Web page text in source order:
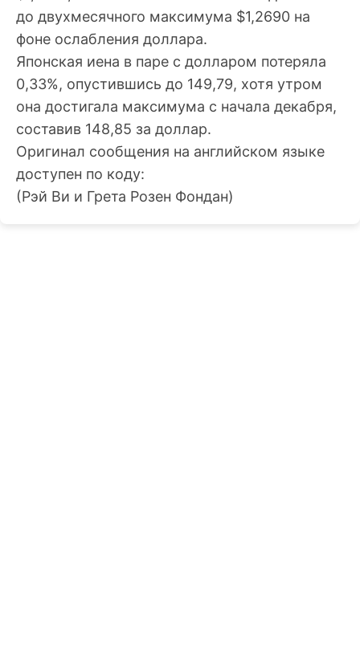
до двухмесячного максимума $1,2690 на
фоне ослабления доллара.
Японская иена в паре с долларом потеряла
0,33%, опустившись до 149,79, хотя утром
она достигала максимума с начала декабря,
составив 148,85 за доллар.
Оригинал сообщения на английском языке
доступен по коду:
(Рэй Ви и Грета Розен Фондан)